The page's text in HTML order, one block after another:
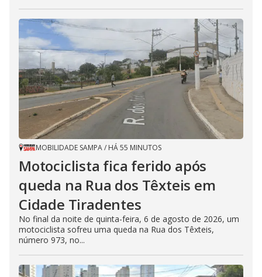
MOBILIDADE SAMPA/ HÁ 55 MINUTOS
Motociclista fica ferido após
queda na Rua dos Têxteis em
Cidade Tiradentes
No final da noite de quinta-feira, 6 de agosto de 2026, um
motociclista sofreu uma queda na Rua dos Têxteis,
número 973, no...